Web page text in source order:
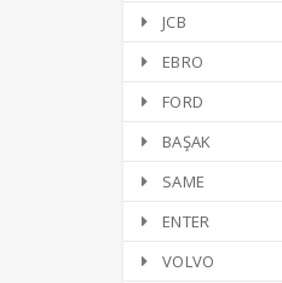
JCB
EBRO
FORD
BAŞAK
SAME
ENTER
VOLVO